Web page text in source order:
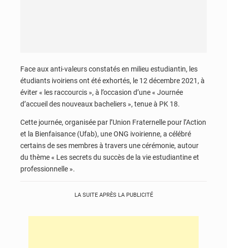
Face aux anti-valeurs constatés en milieu estudiantin, les
étudiants ivoiriens ont été exhortés, le 12 décembre 2021, à
éviter « les raccourcis », à l’occasion d’une « Journée
d’accueil des nouveaux bacheliers », tenue à PK 18.
Cette journée, organisée par l’Union Fraternelle pour l’Action
et la Bienfaisance (Ufab), une ONG ivoirienne, a célébré
certains de ses membres à travers une cérémonie, autour
du thème « Les secrets du succès de la vie estudiantine et
professionnelle ».
LA SUITE APRÈS LA PUBLICITÉ